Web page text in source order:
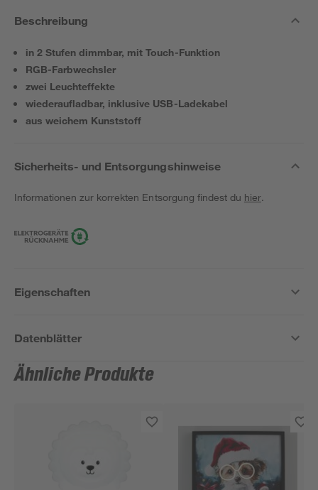
Beschreibung
in 2 Stufen dimmbar, mit Touch-Funktion
RGB-Farbwechsler
zwei Leuchteffekte
wiederaufladbar, inklusive USB-Ladekabel
aus weichem Kunststoff
Sicherheits- und Entsorgungshinweise
Informationen zur korrekten Entsorgung findest du hier.
Eigenschaften
Datenblätter
Ähnliche Produkte